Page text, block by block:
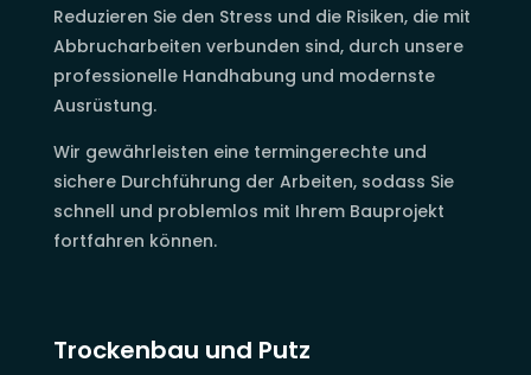
Reduzieren Sie den Stress und die Risiken, die mit
Abbrucharbeiten verbunden sind, durch unsere
professionelle Handhabung und modernste
Ausrüstung.
Wir gewährleisten eine termingerechte und
sichere Durchführung der Arbeiten, sodass Sie
schnell und problemlos mit Ihrem Bauprojekt
fortfahren können.
Trockenbau und Putz